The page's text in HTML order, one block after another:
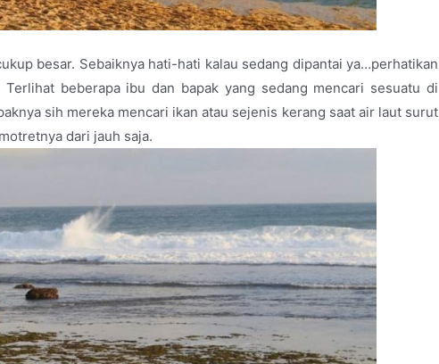
besar. Sebaiknya hati-hati kalau sedang dipantai ya…perhatikan
beberapa ibu dan bapak yang sedang mencari sesuatu di
sih mereka mencari ikan atau sejenis kerang saat air laut surut
dari jauh saja.